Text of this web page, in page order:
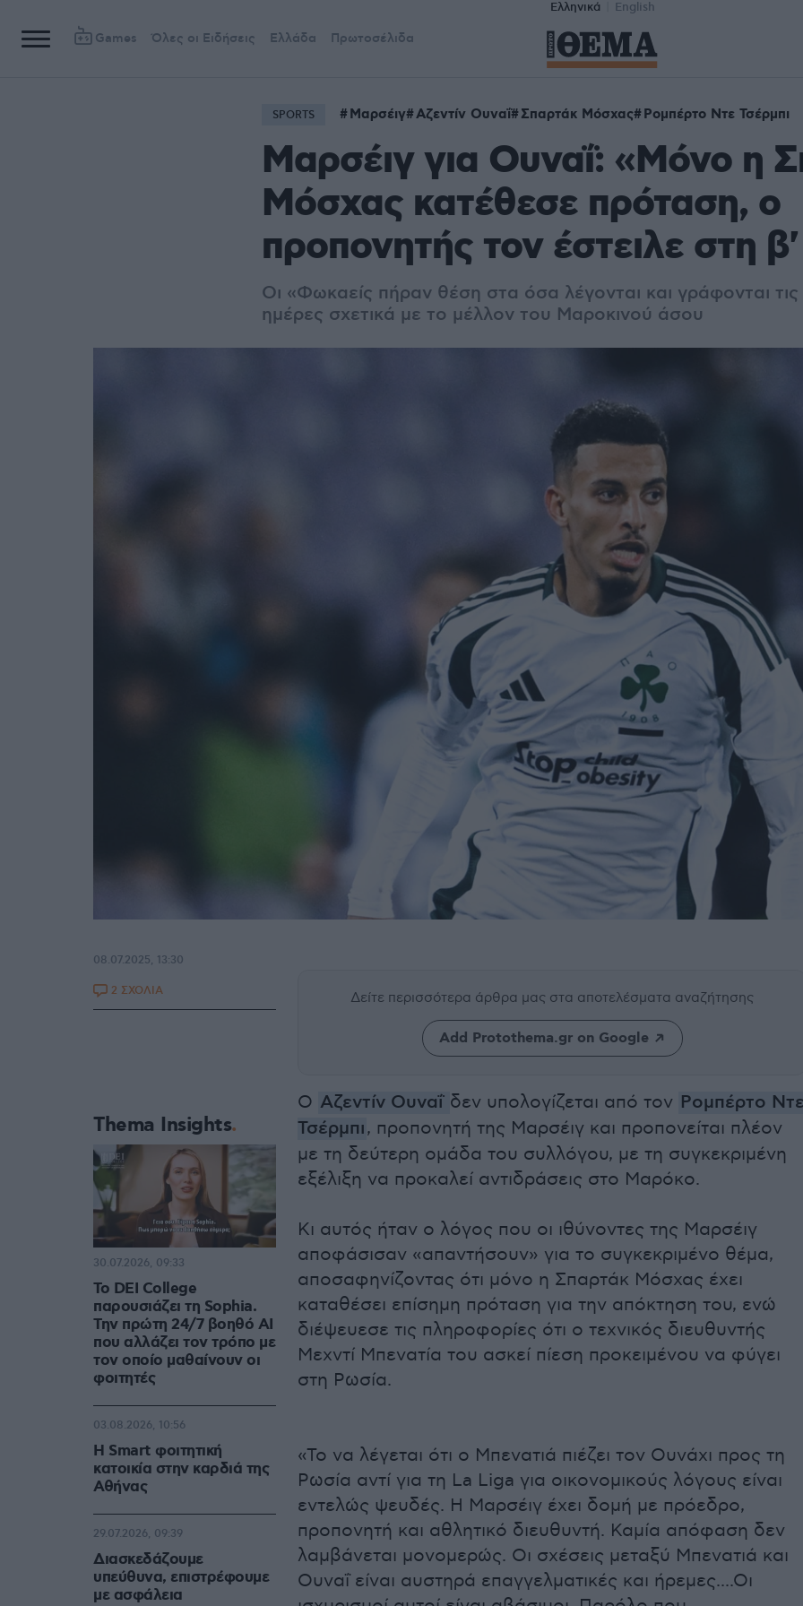
Ελληνικά English
Games Όλες οι Ειδήσεις Ελλάδα Πρωτοσέλιδα
SPORTS Μαρσέιγ Αζεντίν Ουναΐ Σπαρτάκ Μόσχας Ρομπέρτο Ντε Τσέρμπι
Μαρσέιγ για Ουναΐ: «Μόνο η
Μόσχας κατέθεσε πρόταση, ο
προπονητής τον έστειλε στη
Οι «Φωκαείς πήραν θέση στα όσα λέγονται και γράφονται τις
ημέρες σχετικά με το μέλλον του Μαροκινού άσου
Δείτε περισσότερα άρθρα μας στα αποτελέσματα αναζήτησης
Add Protothema.gr on Google
Ο Αζεντίν Ουναΐ δεν υπολογίζεται από τον Ρομπέρτο
Τσέρμπι, προπονητή της Μαρσέιγ και προπονείται πλέον
με τη δεύτερη ομάδα του συλλόγου, με τη συγκεκριμένη
εξέλιξη να προκαλεί αντιδράσεις στο Μαρόκο.
Κι αυτός ήταν ο λόγος που οι ιθύνοντες της Μαρσέιγ
αποφάσισαν «απαντήσουν» για το συγκεκριμένο θέμα,
αποσαφηνίζοντας ότι μόνο η Σπαρτάκ Μόσχας έχει
καταθέσει επίσημη πρόταση για την απόκτηση του, ενώ
διέψευεσε τις πληροφορίες ότι ο τεχνικός διευθυντής
Μεχντί Μπενατία του ασκεί πίεση προκειμένου να φύγει
στη Ρωσία.
«Το να λέγεται ότι ο Μπενατιά πιέζει τον Ουνάχι προς τη
Ρωσία αντί για τη La Liga για οικονομικούς λόγους είναι
εντελώς ψευδές. Η Μαρσέιγ έχει δομή με πρόεδρο,
προπονητή και αθλητικό διευθυντή. Καμία απόφαση δεν
λαμβάνεται μονομερώς. Οι σχέσεις μεταξύ Μπενατιά και
Ουναΐ είναι αυστηρά επαγγελματικές και ήρεμες....Οι
08.07.2025, 13:30
2 ΣΧΟΛΙΑ
Thema Insights
Το DEI College
παρουσιάζει τη Sophia.
Την πρώτη 24/7 βοηθό AI
που αλλάζει τον τρόπο με
τον οποίο μαθαίνουν οι
φοιτητές
30.07.2026, 09:33
Η Smart φοιτητική
κατοικία στην καρδιά της
Αθήνας
03.08.2026, 10:56
Διασκεδάζουμε
υπεύθυνα, επιστρέφουμε
με ασφάλεια
29.07.2026, 09:39